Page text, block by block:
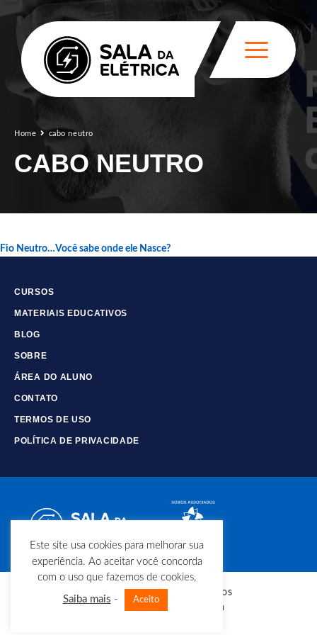
Home cabo neutro
CABO NEUTRO
Fio Neutro…Você sabe onde ele Nasce?
CURSOS
MATERIAIS EDUCATIVOS
BLOG
SOBRE
ÁREA DO ALUNO
CONTATO
TERMOS DE USO
POLÍTICA DE PRIVACIDADE
© Copyright - Todos os direitos
reservados - Sala da Elétrica
Este site usa cookies para melhorar sua
experiência. Ao aceitar você concorda
com o uso que fazemos de cookies,
Saiba mais - Aceito